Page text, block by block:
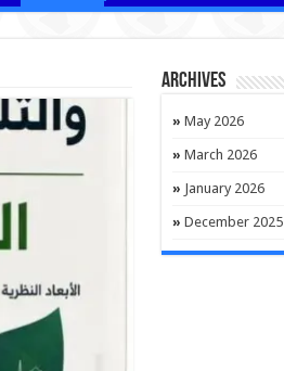
Archives
May 2026
March 2026
January 2026
December 2025